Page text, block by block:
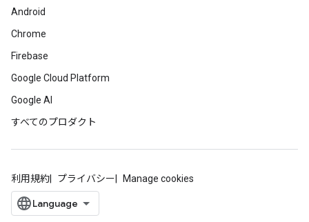
Android
Chrome
Firebase
Google Cloud Platform
Google AI
すべてのプロダクト
利用規約 プライバシー Manage cookies